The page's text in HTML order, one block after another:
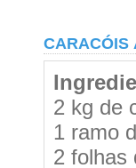
CARACÓIS
2 kg de
1 ramo
2 folhas